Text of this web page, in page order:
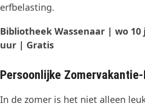
erfbelasting.
Bibliotheek Wassenaar | wo 10
uur | Gratis
Persoonlijke
In de zomer is het niet alleen